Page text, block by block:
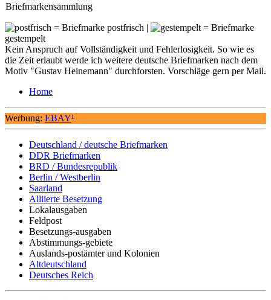
= Briefmarke postfrisch |
= Briefmarke
gestempelt
Kein Anspruch auf Vollständigkeit und Fehlerlosigkeit. So wie es
die Zeit erlaubt werde ich weitere deutsche Briefmarken nach dem
Motiv "Gustav Heinemann" durchforsten. Vorschläge gern per Mail.
Home
Werbung: EBAY¹
Deutschland / deutsche Briefmarken
DDR Briefmarken
BRD / Bundesrepublik
Berlin / Westberlin
Saarland
Alliierte Besetzung
Lokalausgaben
Feldpost
Besetzungs-ausgaben
Abstimmungs-gebiete
Auslands-postämter und Kolonien
Altdeutschland
Deutsches Reich